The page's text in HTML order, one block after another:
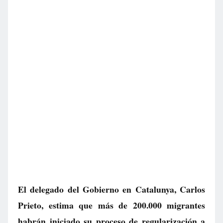
El delegado del Gobierno en Catalunya, Carlos
Prieto, estima que más de 200.000 migrantes